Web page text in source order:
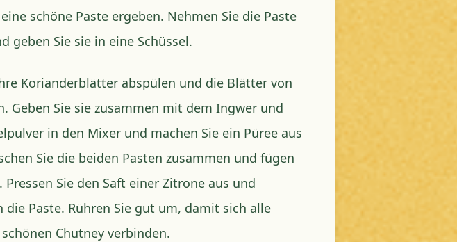
schöne Paste ergeben. Nehmen Sie die Paste
geben Sie sie in eine Schüssel.
Korianderblätter abspülen und die Blätter von
Geben Sie sie zusammen mit dem Ingwer und
in den Mixer und machen Sie ein Püree aus
Sie die beiden Pasten zusammen und fügen
Pressen Sie den Saft einer Zitrone aus und
die Paste. Rühren Sie gut um, damit sich alle
Chutney verbinden.